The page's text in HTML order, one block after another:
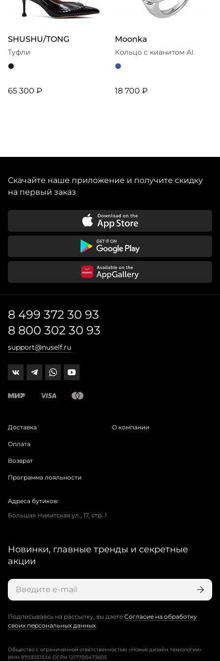
SHUSHU/TONG
Туфли
65 300 ₽
Moonka
Кольцо с кианитом AI
18 700 ₽
Скачайте наше приложение и получите скидку
на первый заказ
8 499 372 30 93
8 800 302 30 93
support@nuself.ru
Доставка
Оплата
Возврат
Программа лояльности
О компании
Адреса бутиков:
Большая Никитская ул., 17, стр. 1
Новинки, главные тренды и секретные
акции
Подписываясь на рассылку, вы даете Согласие на обработку
своих персональных данных
Общество с ограниченной ответственностью «Новые дизайн технологии»
ИНН 9703051534 ОГРН 1217700473605